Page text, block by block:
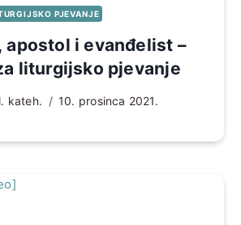
PJEVANJE
apostol i evanđelist –
liturgijsko pjevanje
kateh. 10. prosinca 2021.